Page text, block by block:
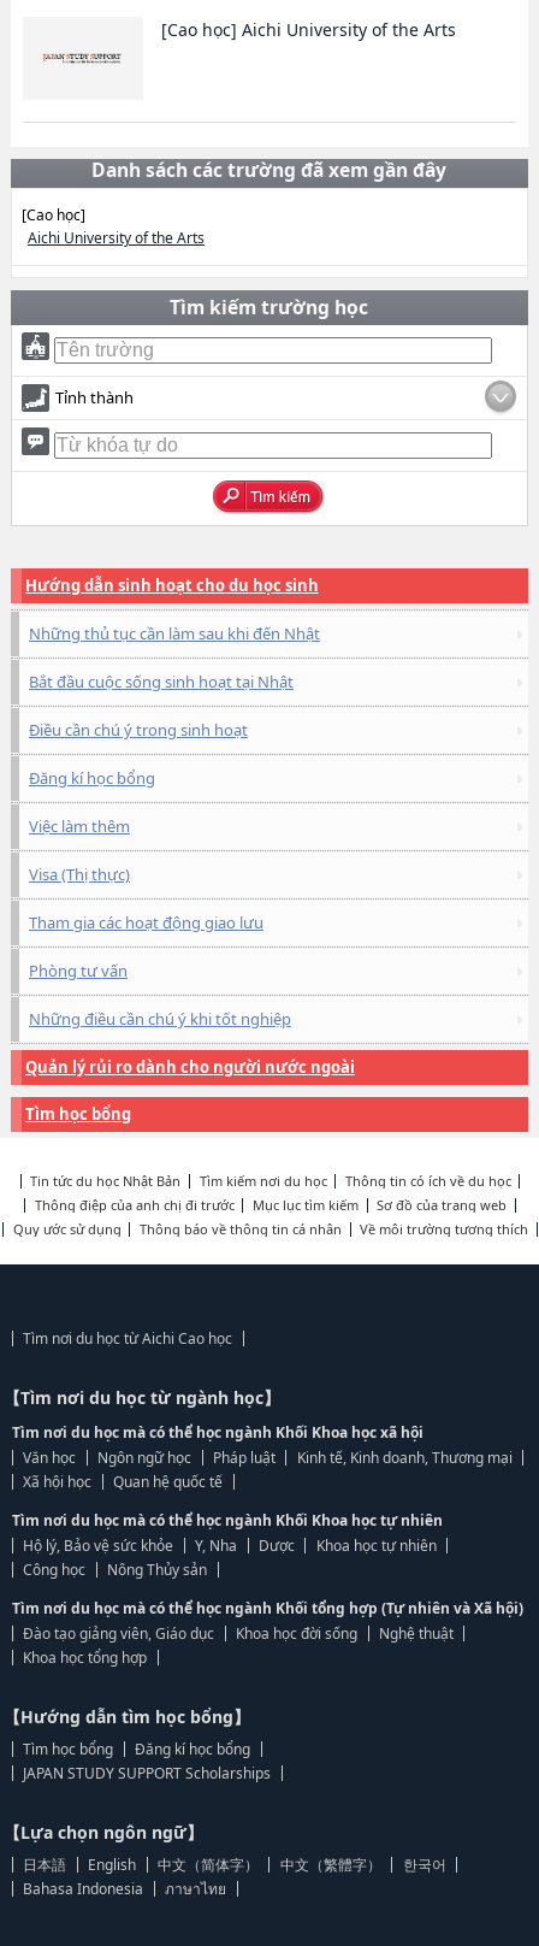
[Cao học] Aichi University of the Arts
Danh sách các trường đã xem gần đây
[Cao học]
Aichi University of the Arts
Tìm kiếm trường học
Tỉnh thành
Hướng dẫn sinh hoạt cho du học sinh
Những thủ tục cần làm sau khi đến Nhật
Bắt đầu cuộc sống sinh hoạt tại Nhật
Điều cần chú ý trong sinh hoạt
Đăng kí học bổng
Việc làm thêm
Visa (Thị thực)
Tham gia các hoạt động giao lưu
Phòng tư vấn
Những điều cần chú ý khi tốt nghiệp
Quản lý rủi ro dành cho người nước ngoài
Tìm học bổng
Tin tức du học Nhật Bản Tìm kiếm nơi du học
Thông tin có ích về du học
Thông điệp của anh chị đi trước
Mục lục tìm kiếm
Sơ đồ của trang web
Quy ước sử dụng
Thông báo về thông tin cá nhân Về môi trường tương thích
Tìm nơi du học từ Aichi Cao học
【Tìm nơi du học từ ngành học】
Tìm nơi du học mà có thể học ngành Khối Khoa học xã hội
Văn học
Ngôn ngữ học Pháp luật
Kinh tế, Kinh doanh, Thương mại
Xã hội học
Quan hệ quốc tế
Tìm nơi du học mà có thể học ngành Khối Khoa học tự nhiên
Hộ lý, Bảo vệ sức khỏe
Y, Nha Dược
Khoa học tự nhiên
Công học
Nông Thủy sản
Tìm nơi du học mà có thể học ngành Khối tổng hợp (Tự nhiên và Xã hội)
Đào tạo giảng viên, Giáo dục
Khoa học đời sống
Nghệ thuật
Khoa học tổng hợp
【Hướng dẫn tìm học bổng】
Tìm học bổng
Đăng kí học bổng
JAPAN STUDY SUPPORT Scholarships
【Lựa chọn ngôn ngữ】
日本語 English 中文（简体字） 中文（繁體字）
한국어
Bahasa Indonesia
ภาษาไทย